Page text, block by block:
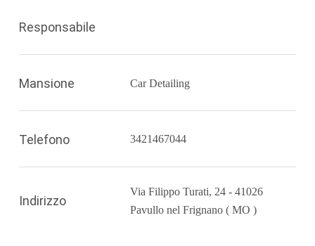
Responsabile
Mansione Car Detailing
Telefono 3421467044
Indirizzo
Via Filippo Turati, 24 - 41026
Pavullo nel Frignano ( MO )